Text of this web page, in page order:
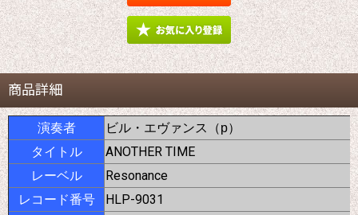
商品詳細
演奏者
ビル・エヴァンス（p）
タイトル
ANOTHER TIME
レーベル Resonance
レコード番号 HLP-9031